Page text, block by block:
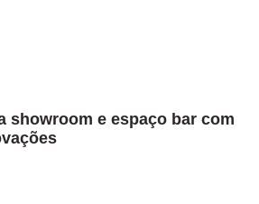
showroom e espaço bar com